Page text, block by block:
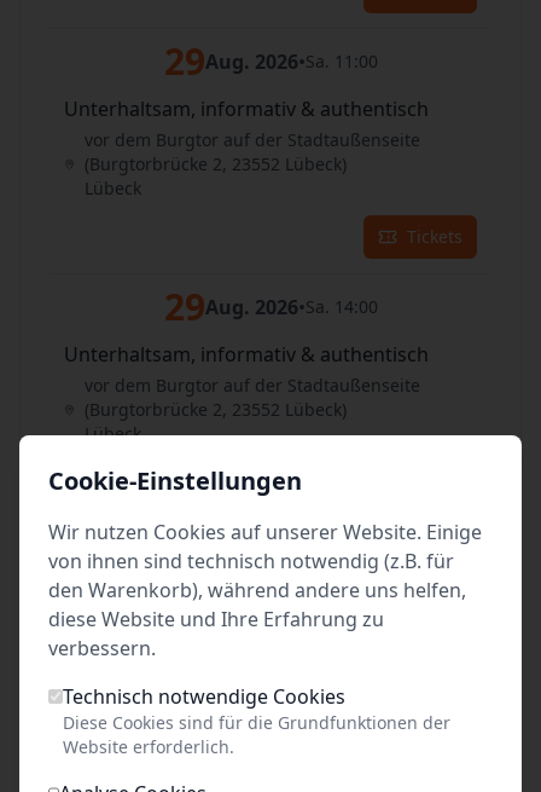
29Aug. 2026•Sa. 11:00
Unterhaltsam, informativ & authentisch
vor dem Burgtor auf der Stadtaußenseite
(Burgtorbrücke 2, 23552 Lübeck)
Lübeck
Tickets
29Aug. 2026•Sa. 14:00
Unterhaltsam, informativ & authentisch
vor dem Burgtor auf der Stadtaußenseite
(Burgtorbrücke 2, 23552 Lübeck)
Lübeck
29Aug. 2026•Sa. 16:00
Unterhaltsam, informativ & authentisch
vor dem Burgtor auf der Stadtaußenseite
(Burgtorbrücke 2, 23552 Lübeck)
Tickets
Cookie-Einstellungen
Wir nutzen Cookies auf unserer Website. Einige
von ihnen sind technisch notwendig (z.B. für
den Warenkorb), während andere uns helfen,
diese Website und Ihre Erfahrung zu
verbessern.
Technisch notwendige Cookies
Diese Cookies sind für die Grundfunktionen der
Website erforderlich.